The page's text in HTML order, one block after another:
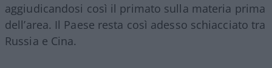
aggiudicandosi così il primato sulla materia prima
dell’area. Il Paese resta così adesso schiacciato tra
Russia e Cina.